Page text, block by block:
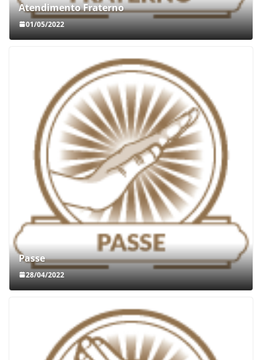
Atendimento Fraterno
01/05/2022
Passe
28/04/2022